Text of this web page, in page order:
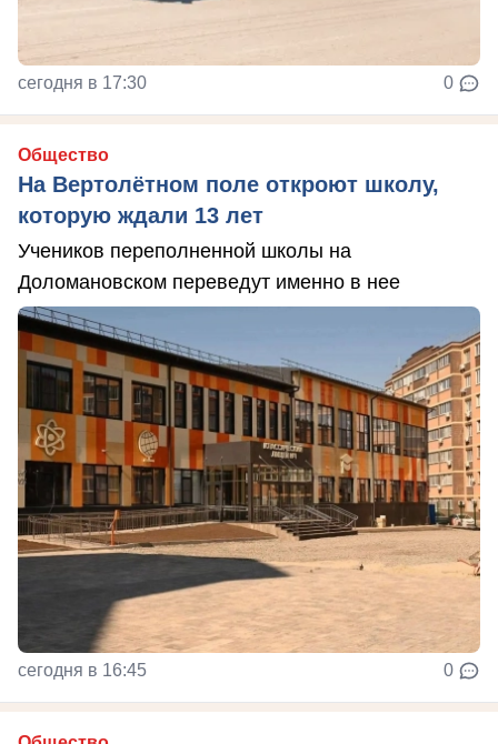
сегодня в 17:30 0
Общество
На Вертолётном поле откроют школу,
которую ждали 13 лет
Учеников переполненной школы на
Доломановском переведут именно в нее
сегодня в 16:45 0